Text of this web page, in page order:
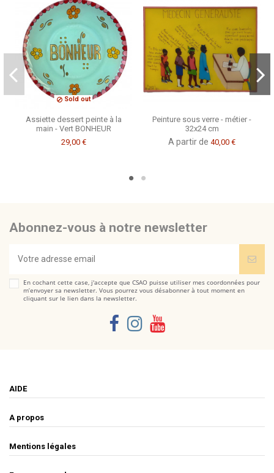
Sold out
Assiette dessert peinte à la
main - Vert BONHEUR
29,00 €
Peinture sous verre - métier -
32x24 cm
A partir de 40,00 €
Abonnez-vous à notre newsletter
En cochant cette case, j'accepte que CSAO puisse utiliser mes coordonnées pour
m’envoyer sa newsletter. Vous pourrez vous désabonner à tout moment en
cliquant sur le lien dans la newsletter.
AIDE
A propos
Mentions légales